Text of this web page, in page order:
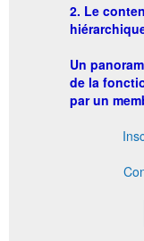
2. Le
Un
de la
par un